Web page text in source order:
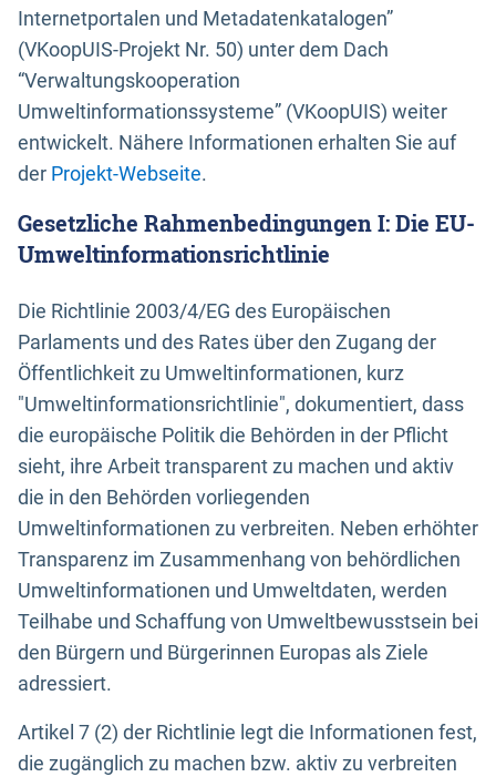
Internetportalen und Metadatenkatalogen”
(VKoopUIS-Projekt Nr. 50) unter dem Dach
“Verwaltungskooperation
Umweltinformationssysteme” (VKoopUIS) weiter
entwickelt. Nähere Informationen erhalten Sie auf
der Projekt-Webseite.
Gesetzliche Rahmenbedingungen I: Die EU-
Umweltinformationsrichtlinie
Die Richtlinie 2003/4/EG des Europäischen
Parlaments und des Rates über den Zugang der
Öffentlichkeit zu Umweltinformationen, kurz
"Umweltinformationsrichtlinie", dokumentiert, dass
die europäische Politik die Behörden in der Pflicht
sieht, ihre Arbeit transparent zu machen und aktiv
die in den Behörden vorliegenden
Umweltinformationen zu verbreiten. Neben erhöhter
Transparenz im Zusammenhang von behördlichen
Umweltinformationen und Umweltdaten, werden
Teilhabe und Schaffung von Umweltbewusstsein bei
den Bürgern und Bürgerinnen Europas als Ziele
adressiert.
Artikel 7 (2) der Richtlinie legt die Informationen fest,
die zugänglich zu machen bzw. aktiv zu verbreiten